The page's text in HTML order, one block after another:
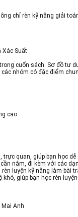
chỉ rèn kỹ năng giải
Xác Suất
cuốn sách. Sơ đồ
nhóm có đặc điểm
cao.
quan, giúp bạn học
nắm, đi kèm với các
luyện kỹ năng làm
giúp bạn học rèn
Anh